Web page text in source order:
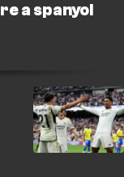
a spanyol